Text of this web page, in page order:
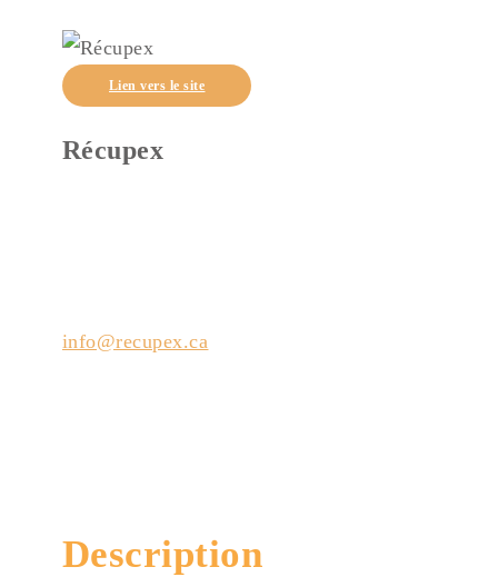
Lien vers le site
Récupex
info@recupex.ca
Description